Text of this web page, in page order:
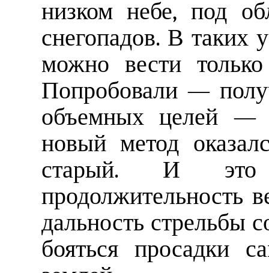
низком небе, под
снегопадов. В таких
можно вести
Попробовали —
объемных целей —
новый метод
старый. И это
продолжительность
дальность стрельбы
бояться просадки